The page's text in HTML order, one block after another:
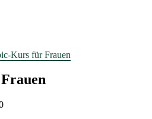
Kurs für Frauen